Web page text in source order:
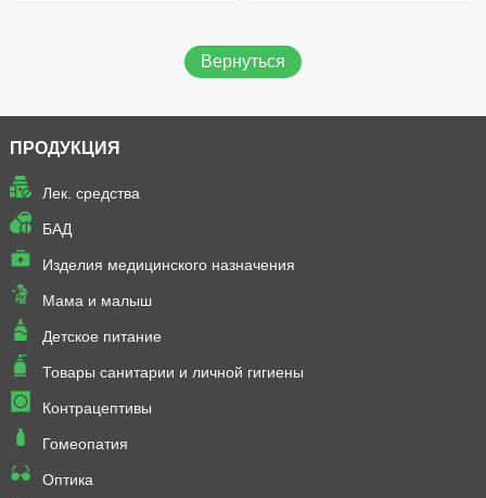
Вернуться
ПРОДУКЦИЯ
Лек. средства
БАД
Изделия медицинского назначения
Мама и малыш
Детское питание
Товары санитарии и личной гигиены
Контрацептивы
Гомеопатия
Оптика